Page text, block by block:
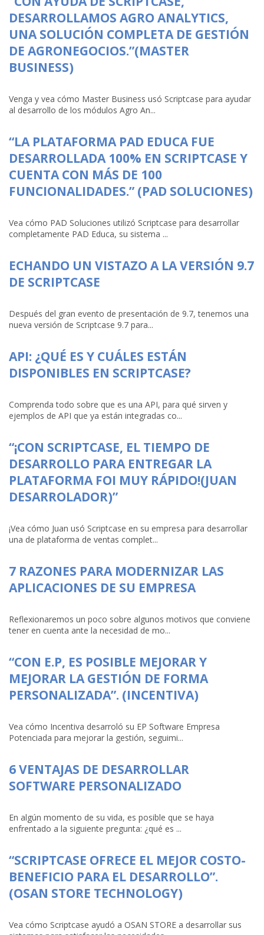
DESARROLLAMOS AGRO ANALYTICS,
UNA SOLUCIÓN COMPLETA DE GESTIÓN
DE AGRONEGOCIOS.”(MASTER
BUSINESS)
Venga y vea cómo Master Business usó Scriptcase para ayudar
al desarrollo de los módulos Agro An...
“LA PLATAFORMA PAD EDUCA FUE
DESARROLLADA 100% EN SCRIPTCASE Y
CUENTA CON MÁS DE 100
FUNCIONALIDADES.” (PAD SOLUCIONES)
Vea cómo PAD Soluciones utilizó Scriptcase para desarrollar
completamente PAD Educa, su sistema ...
ECHANDO UN VISTAZO A LA VERSIÓN 9.7
DE SCRIPTCASE
Después del gran evento de presentación de 9.7, tenemos una
nueva versión de Scriptcase 9.7 para...
API: ¿QUÉ ES Y CUÁLES ESTÁN
DISPONIBLES EN SCRIPTCASE?
Comprenda todo sobre que es una API, para qué sirven y
ejemplos de API que ya están integradas co...
“¡CON SCRIPTCASE, EL TIEMPO DE
DESARROLLO PARA ENTREGAR LA
PLATAFORMA FOI MUY RÁPIDO!(JUAN
DESARROLADOR)”
¡Vea cómo Juan usó Scriptcase en su empresa para desarrollar
una de plataforma de ventas complet...
7 RAZONES PARA MODERNIZAR LAS
APLICACIONES DE SU EMPRESA
Reflexionaremos un poco sobre algunos motivos que conviene
tener en cuenta ante la necesidad de mo...
“CON E.P, ES POSIBLE MEJORAR Y
MEJORAR LA GESTIÓN DE FORMA
PERSONALIZADA”. (INCENTIVA)
Vea cómo Incentiva desarroló su EP Software Empresa
Potenciada para mejorar la gestión, seguimi...
6 VENTAJAS DE DESARROLLAR
SOFTWARE PERSONALIZADO
En algún momento de su vida, es posible que se haya
enfrentado a la siguiente pregunta: ¿qué es ...
“SCRIPTCASE OFRECE EL MEJOR COSTO-
BENEFICIO PARA EL DESARROLLO”.
(OSAN STORE TECHNOLOGY)
Vea cómo Scriptcase ayudó a OSAN STORE a desarrollar sus